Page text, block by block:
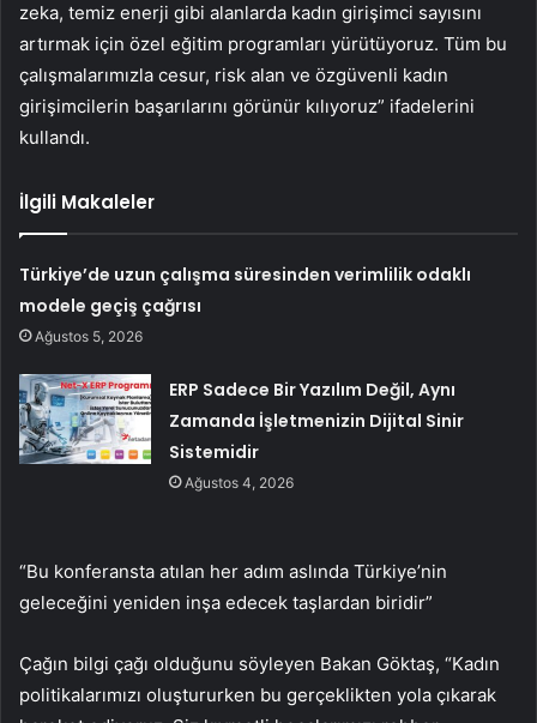
zeka, temiz enerji gibi alanlarda kadın girişimci sayısını
artırmak için özel eğitim programları yürütüyoruz. Tüm bu
çalışmalarımızla cesur, risk alan ve özgüvenli kadın
girişimcilerin başarılarını görünür kılıyoruz” ifadelerini
kullandı.
İlgili Makaleler
Türkiye’de uzun çalışma süresinden verimlilik odaklı
modele geçiş çağrısı
Ağustos 5, 2026
ERP Sadece Bir Yazılım Değil, Aynı
Zamanda İşletmenizin Dijital Sinir
Sistemidir
Ağustos 4, 2026
“Bu konferansta atılan her adım aslında Türkiye’nin
geleceğini yeniden inşa edecek taşlardan biridir”
Çağın bilgi çağı olduğunu söyleyen Bakan Göktaş, “Kadın
politikalarımızı oluştururken bu gerçeklikten yola çıkarak